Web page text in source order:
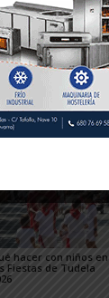
destaca la
y la caída
los delitos en el
de las Fiestas
Santa Ana 2026
hacer con niños en
Fiestas de Tudela